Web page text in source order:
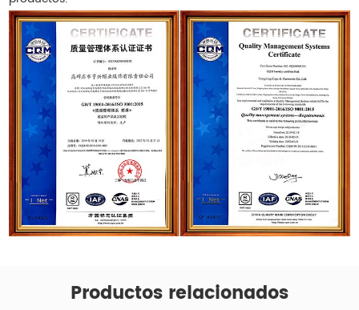
Productos relacionados